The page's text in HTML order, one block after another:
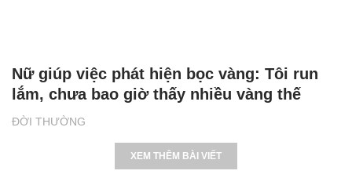
ĐỜI THƯỜNG
Nữ giúp việc phát hiện bọc vàng: Tôi run
lắm, chưa bao giờ thấy nhiều vàng thế
XEM THÊM BÀI VIẾT